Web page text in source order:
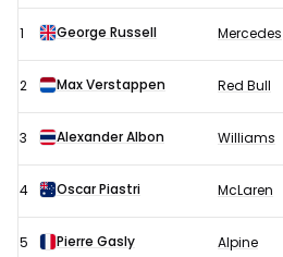
Formule
1
wintertest
28
februari
2025
1 George Russell Mercedes
2 Max Verstappen Red Bull
3 Alexander Albon Williams
4 Oscar Piastri McLaren
5 Pierre Gasly Alpine